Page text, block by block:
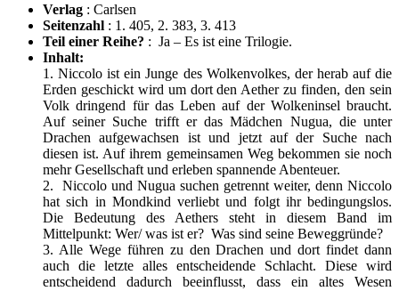
Verlag : Carlsen
Seitenzahl : 1. 405, 2. 383, 3. 413
Teil einer Reihe? : Ja – Es ist eine Trilogie.
Inhalt:
1. Niccolo ist ein Junge des Wolkenvolkes, der herab auf die
Erden geschickt wird um dort den Aether zu finden, den sein
Volk dringend für das Leben auf der Wolkeninsel braucht.
Auf seiner Suche trifft er das Mädchen Nugua, die unter
Drachen aufgewachsen ist und jetzt auf der Suche nach
diesen ist. Auf ihrem gemeinsamen Weg bekommen sie noch
mehr Gesellschaft und erleben spannende Abenteuer.
2. Niccolo und Nugua suchen getrennt weiter, denn Niccolo
hat sich in Mondkind verliebt und folgt ihr bedingungslos.
Die Bedeutung des Aethers steht in diesem Band im
Mittelpunkt: Wer/ was ist er? Was sind seine Beweggründe?
3. Alle Wege führen zu den Drachen und dort findet dann
auch die letzte alles entscheidende Schlacht. Diese wird
entscheidend dadurch beeinflusst, dass ein altes Wesen